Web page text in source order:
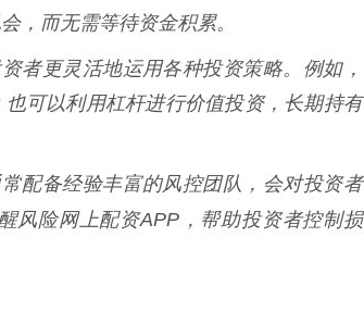
，而无需等待资金积累。
者更灵活地运用各种投资策略。例如，
可以利用杠杆进行价值投资，长期持有
配备经验丰富的风控团队，会对投资者
风险网上配资APP，帮助投资者控制损